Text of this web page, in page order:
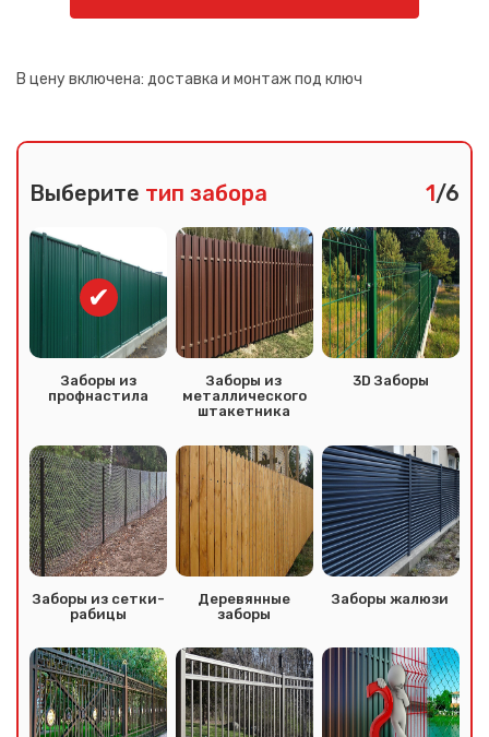
В цену включена: доставка и монтаж под ключ
Выберите тип забора 1/6
Заборы из
профнастила
Заборы из
металлического
штакетника
3D Заборы
Заборы из сетки-
рабицы
Деревянные
заборы
Заборы жалюзи
Сообщение успешно
отправлено
Спасибо за обращение, наш специалист свяжется с
Вами.